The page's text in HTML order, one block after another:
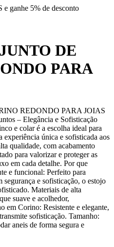
ganhe 5% de desconto
DE
PARA
REDONDO PARA JOIAS
– Elegância e Sofisticação
e colar é a escolha ideal para
experiência única e sofisticada aos
qualidade, com acabamento
para valorizar e proteger as
em cada detalhe. Por que
e funcional: Perfeito para
segurança e sofisticação, o estojo
Materiais de alta
suave e acolhedor,
em Corino: Resistente e elegante,
sofisticação. Tamanho:
aneis de forma segura e